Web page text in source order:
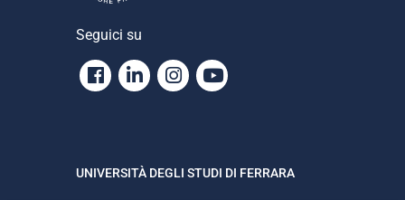
Seguici su
Facebook
LinkedinInstagram
Youtube
UNIVERSITÀ DEGLI STUDI DI FERRARA